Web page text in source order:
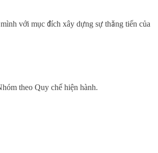
với mục đích xây dựng sự thăng tiến của
theo Quy chế hiện hành.